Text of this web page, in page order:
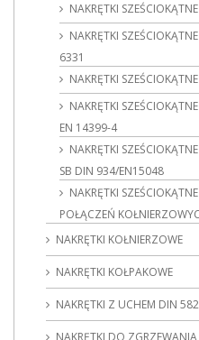
NAKRĘTKI
NAKRĘTKI
6331
NAKRĘTKI
NAKRĘTKI
EN 14399-4
NAKRĘTKI
SB DIN 934/EN15048
NAKRĘTKI
POŁĄCZEŃ
NAKRĘTKI KOŁNIERZOWE
NAKRĘTKI KOŁPAKOWE
NAKRĘTKI Z UCHEM DIN 582
NAKRĘTKI DO ZGRZEWANIA